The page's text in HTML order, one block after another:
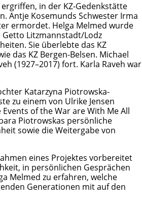
in der KZ-Gedenkstätte
Antje Kosemunds Schwester Irma
ermordet. Helga Melmed wurde
Litzmannstadt/Lodz
Sie überlebte das KZ
das KZ Bergen-Belsen. Michael
(1927–2017) fort. Karla Raveh war
Katarzyna Piotrowska-
zu einem von Ulrike Jensen
of the War are With Me All
Piotrowskas persönliche
sowie die Weitergabe von
eines Projektes vorbereitet
in persönlichen Gesprächen
Melmed zu erfahren, welche
Generationen mit auf den